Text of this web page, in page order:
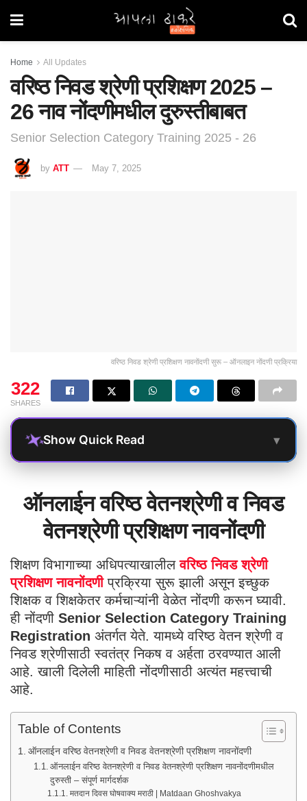
Home All Updates
वरिष्ठ निवड श्रेणी प्रशिक्षण 2025 –
26 नाव नोंदणीमधील दुरुस्तीबाबत
Senior Selection Category Training 2025 - 26
by ATT May 7, 2025
वरिष्ठ निवड श्रेणी प्रशिक्षण नावनोंदणी सुरू – ऑनलाइन नोंदणी प्रक्रिया
322
SHARES
Show Quick Read ▾
ऑनलाईन वरिष्ठ वेतनश्रेणी व निवड
वेतनश्रेणी प्रशिक्षण नावनोंदणी
शिक्षण विभागाच्या अधिपत्याखालीलवरिष्ठ निवड श्रेणी
प्रशिक्षण नावनोंदणीप्रक्रिया सुरू झाली असून इच्छुक
शिक्षक व शिक्षकेतर कर्मचाऱ्यांनी वेळेत नोंदणी करून घ्यावी.
ही नोंदणी Senior Selection Category Training
Registration अंतर्गत येते. यामध्ये वरिष्ठ वेतन श्रेणी व
निवड श्रेणीसाठी स्वतंत्र निकष व अर्हता ठरवण्यात आली
आहे. खाली दिलेली माहिती नोंदणीसाठी अत्यंत महत्त्वाची
आहे.
Table of Contents
ऑनलाईन वरिष्ठ वेतनश्रेणी व निवड वेतनश्रेणी प्रशिक्षण नावनोंदणी
ऑनलाईन वरिष्ठ वेतनश्रेणी व निवड वेतनश्रेणी प्रशिक्षण नावनोंदणीमधील
दुरुस्ती – संपूर्ण मार्गदर्शक
मतदान दिवस घोषवाक्य मराठी | Matdaan Ghoshvakya